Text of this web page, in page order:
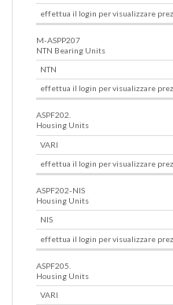
effettua il login per visualizzare
M-ASPP207
NTN Bearing Units
NTN
effettua il login per visualizzare
ASPF202.
Housing Units
VARI
effettua il login per visualizzare
ASPF202-NIS
Housing Units
NIS
effettua il login per visualizzare
ASPF205.
Housing Units
VARI